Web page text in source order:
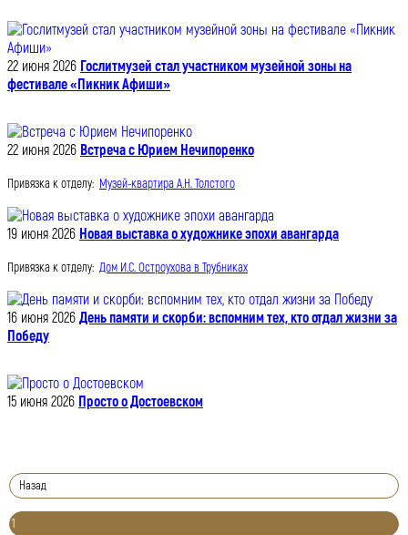
22 июня 2026 Гослитмузей стал участником музейной зоны на
фестивале «Пикник Афиши»
22 июня 2026 Встреча с Юрием Нечипоренко
Привязка к отделу: Музей-квартира А.Н. Толстого
19 июня 2026 Новая выставка о художнике эпохи авангарда
Привязка к отделу: Дом И.С. Остроухова в Трубниках
16 июня 2026 День памяти и скорби: вспомним тех, кто отдал жизни за
Победу
15 июня 2026 Просто о Достоевском
Назад
1